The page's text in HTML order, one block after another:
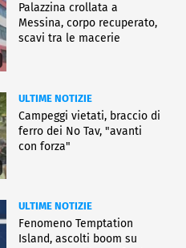
Palazzina crollata a
Messina, corpo recuperato,
scavi tra le macerie
ULTIME NOTIZIE
Campeggi vietati, braccio di
ferro dei No Tav, "avanti
con forza"
ULTIME NOTIZIE
Fenomeno Temptation
Island, ascolti boom su